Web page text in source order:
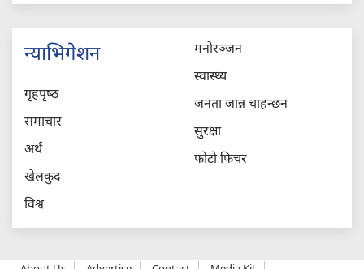
न्याभिगेशन
गृहपृष्‍ठ
समाचार
अर्थ
खेलकुद
विश्व
मनोरञ्जन
स्वास्थ्य
जनता जान्न चाहन्छन
सुरक्षा
फोटो फिचर